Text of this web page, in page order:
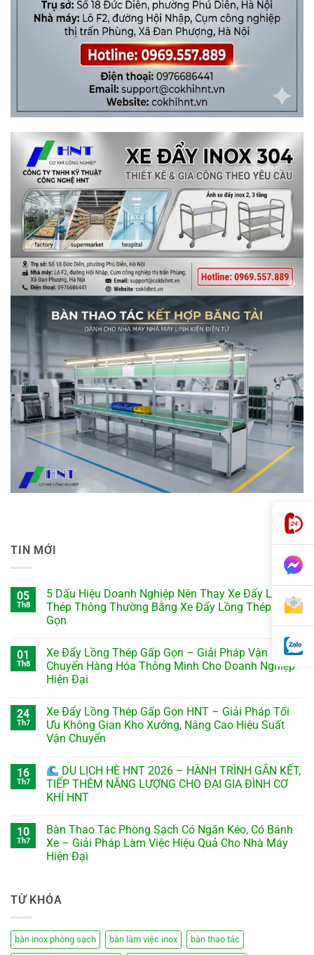
TIN MỚI
05
Th8
5 Dấu Hiệu Doanh Nghiệp Nên Thay Xe Đẩy Lồng
Thép Thông Thường Bằng Xe Đẩy Lồng Thép Gấp
Gọn
01
Th8
Xe Đẩy Lồng Thép Gấp Gọn – Giải Pháp Vận
Chuyển Hàng Hóa Thông Minh Cho Doanh Nghiệp
Hiện Đại
24
Th7
Xe Đẩy Lồng Thép Gấp Gọn HNT – Giải Pháp Tối
Ưu Không Gian Kho Xưởng, Nâng Cao Hiệu Suất
Vận Chuyển
16
Th7
DU LỊCH HÈ HNT 2026 – HÀNH TRÌNH GẮN KẾT,
TIẾP THÊM NĂNG LƯỢNG CHO ĐẠI GIA ĐÌNH CƠ
KHÍ HNT
10
Th7
Bàn Thao Tác Phòng Sạch Có Ngăn Kéo, Có Bánh
Xe – Giải Pháp Làm Việc Hiệu Quả Cho Nhà Máy
Hiện Đại
TỪ KHÓA
bàn inox phòng sạch bàn làm việc inox bàn thao tác